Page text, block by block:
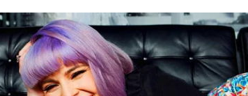
~Rp 800 Juta
LMW (Leaning Multi-Wheel)
dengan double wishbone